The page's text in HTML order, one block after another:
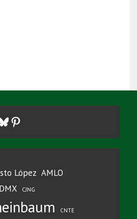
Pinterest
López AMLO
CJNG
CNTE